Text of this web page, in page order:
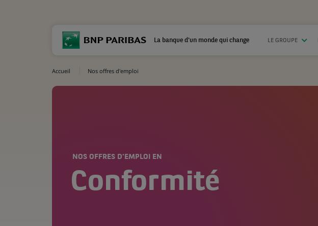
La banque d'un monde qui change LE GROUPE
Accueil Nos offres d'emploi
NOS OFFRES D'EMPLOI EN
Conformité